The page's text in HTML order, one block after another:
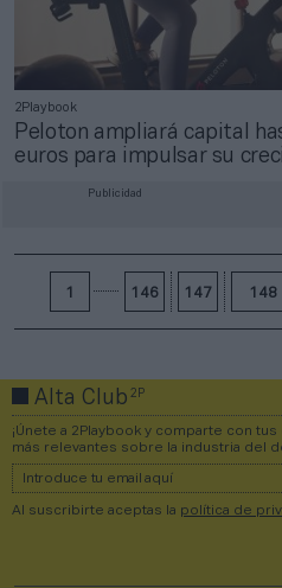
Publicidad
2Playbook
Peloton ampliará capital
euros para impulsar su
1 146 147 148
Alta Club2P
¡Únete a 2Playbook y comparte con
más relevantes sobre la industria del
Al suscribirte aceptas la política de